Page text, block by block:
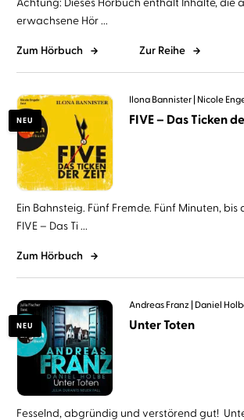
erwachsene Hör ...
Zum Hörbuch Zur Reihe
NEU
Ilona Bannister Nicole
FIVE – Das Ticken
Ein Bahnsteig. Fünf Fremde. Fünf Minuten, bis
FIVE – Das Ti ...
Zum Hörbuch
NEU
Andreas Franz Daniel
Unter Toten
Fesselnd, abgründig und verstörend gut!